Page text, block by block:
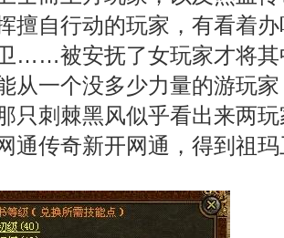
擅自行动的玩家，有看着
……被安抚了女玩家才将其
从一个没多少力量的游玩
只刺棘黑风似乎看出来两
通传奇新开网通，得到祖